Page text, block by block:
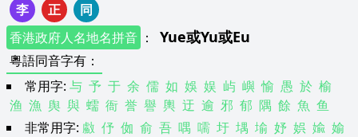
李
正
同
香港政府人名地名拼音 ： Yue或Yu或Eu
粵語同音字有 ：
常用字: 与 予 于 余 儒 如 娛 娱 屿 嶼 愉 愚 於 榆
渔 漁 舆 與 蠕 衙 誉 譽 輿 迂 逾 邪 郁 隅 餘 魚 鱼
非常用字: 䱷 伃 侞 俞 吾 喁 嚅 圩 堣 堬 妤 娯 婾 媮